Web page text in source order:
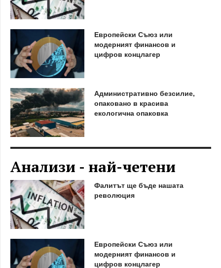
Европейски Съюз или
модерният финансов и
цифров концлагер
Административно безсилие,
опаковано в красива
екологична опаковка
Анализи - най-четени
Фалитът ще бъде нашата
революция
Европейски Съюз или
модерният финансов и
цифров концлагер